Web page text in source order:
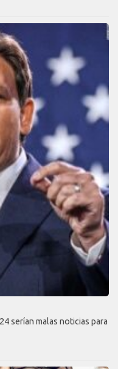
serían malas noticias para